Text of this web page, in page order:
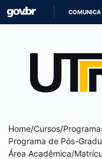
COMUNICA
Home/Cursos/
Programa de Pós-
Área Acadêmica/